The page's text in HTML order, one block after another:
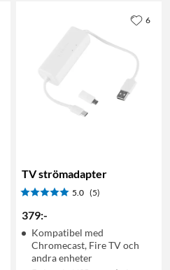
TV strömadapter
5.0 (5)
379:-
Kompatibel med
Chromecast, Fire TV och
andra enheter
6